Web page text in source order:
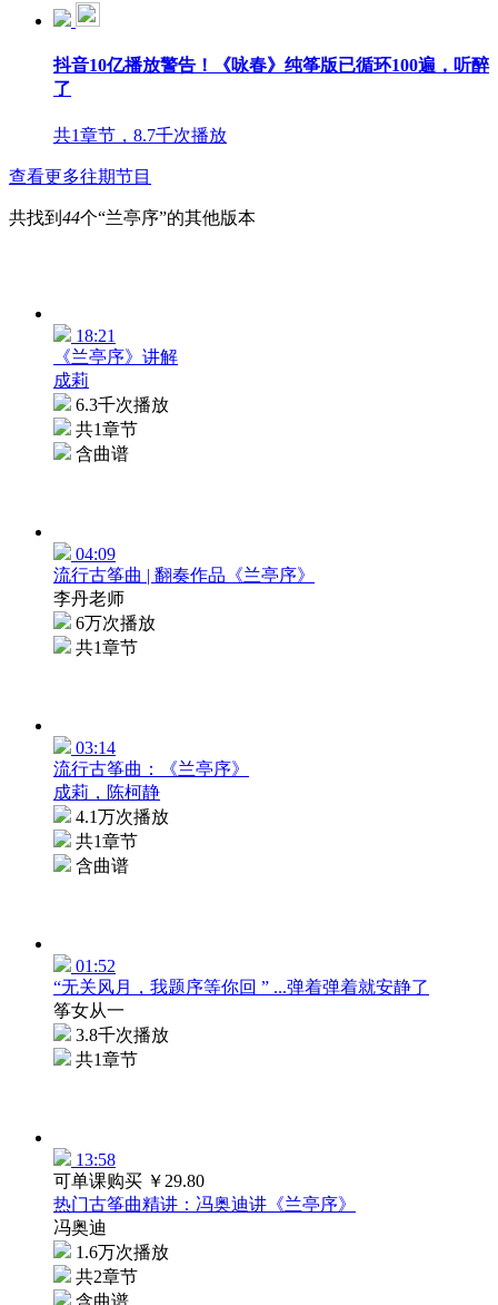
抖音10亿播放警告！《咏春》纯筝版已循环100遍，听醉
了
共1章节，8.7千次播放
查看更多往期节目
共找到 44个“兰亭序”的其他版本
18:21
《兰亭序》讲解
成莉
6.3千次播放
共1章节
含曲谱
04:09
流行古筝曲 | 翻奏作品《兰亭序》
李丹老师
6万次播放
共1章节
03:14
流行古筝曲：《兰亭序》
成莉，陈柯静
4.1万次播放
共1章节
含曲谱
01:52
“无关风月，我题序等你回 ” ...弹着弹着就安静了
筝女从一
3.8千次播放
共1章节
13:58
可单课购买 ￥29.80
热门古筝曲精讲：冯奥迪讲《兰亭序》
冯奥迪
1.6万次播放
共2章节